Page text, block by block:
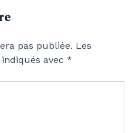
pas publiée. Les
avec *